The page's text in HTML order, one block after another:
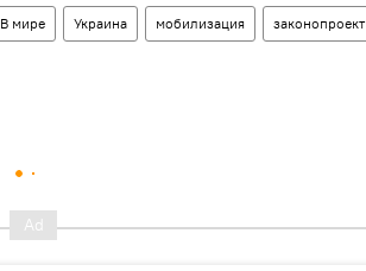
В мире Украина мобилизация законопроект